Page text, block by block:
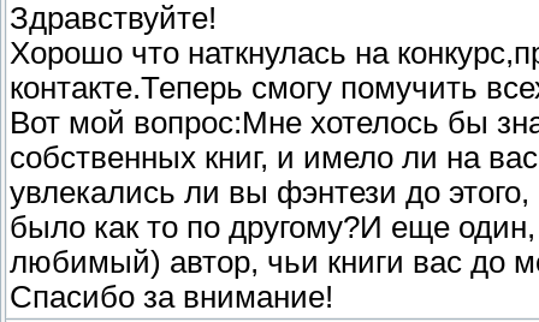
Здравствуйте!
Хорошо что наткнулась на
контакте.Теперь смогу помучить
Вот мой вопрос:Мне хотелось бы
собственных книг, и имело ли на
увлекались ли вы фэнтези до
было как то по другому?И еще
любимый) автор, чьи книги вас до
Спасибо за внимание!